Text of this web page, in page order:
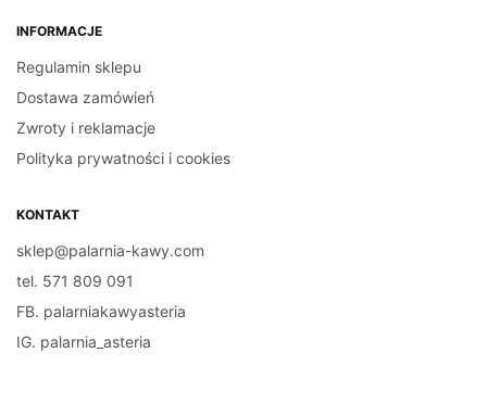
INFORMACJE
Regulamin sklepu
Dostawa zamówień
Zwroty i reklamacje
Polityka prywatności i cookies
KONTAKT
sklep@palarnia-kawy.com
tel. 571 809 091
FB. palarniakawyasteria
IG. palarnia_asteria